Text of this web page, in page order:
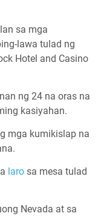
sa mga
lawa tulad ng
Hotel and Casino
ng 24 na oras na
kasiyahan.
mga kumikislap na
laro sa mesa tulad
Nevada at sa